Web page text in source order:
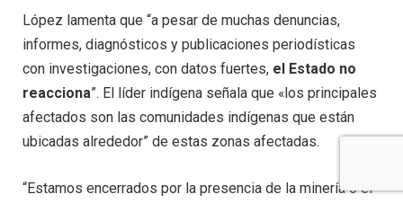
López lamenta que “a pesar de muchas denuncias,
informes, diagnósticos y publicaciones periodísticas
con investigaciones, con datos fuertes, el Estado no
reacciona”. El líder indígena señala que «los principales
afectados son las comunidades indígenas que están
ubicadas alrededor” de estas zonas afectadas.
“Estamos encerrados por la presencia de la minería o el